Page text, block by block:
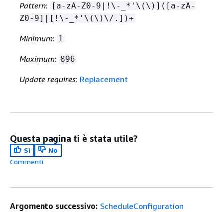
Pattern:
[a-zA-Z0-9|!\-_*'\(\)]([a-zA-
Z0-9]|[!\-_*'\(\)\/.])+
Minimum: 1
Maximum: 896
Update requires: Replacement
Questa pagina ti è stata utile?
Sì
No
Commenti
Argomento successivo: ScheduleConfiguration